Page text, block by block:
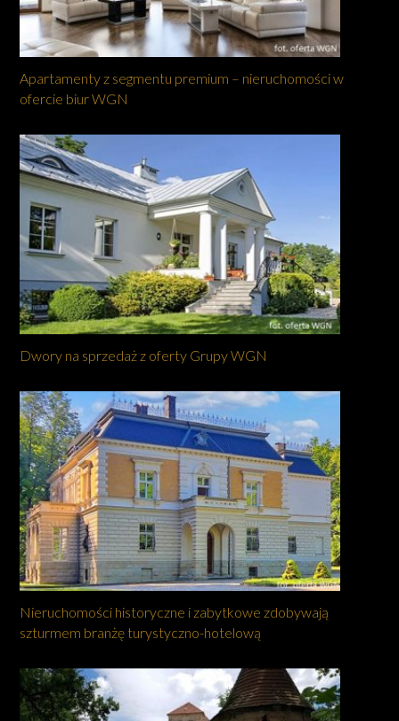
Apartamenty z segmentu premium – nieruchomości w
ofercie biur WGN
Dwory na sprzedaż z oferty Grupy WGN
Nieruchomości historyczne i zabytkowe zdobywają
szturmem branżę turystyczno-hotelową